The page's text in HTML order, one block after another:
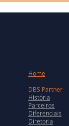
Home
DBS Partner
História
Parceiros
Diferenciais
Diretoria